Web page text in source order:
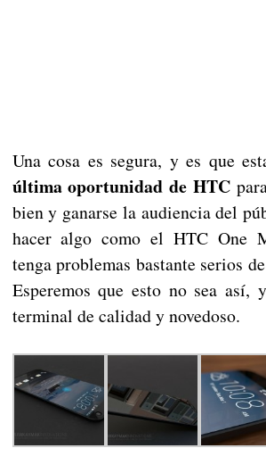
Una cosa es segura, y es que
última oportunidad de HTC
bien y ganarse la audiencia del
hacer algo como el HTC One
tenga problemas bastante serios
Esperemos que esto no sea así,
terminal de calidad y novedoso.